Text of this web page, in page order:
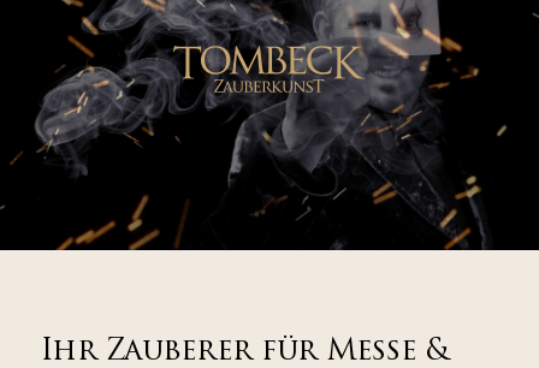
Ihr Zauberer für Messe &